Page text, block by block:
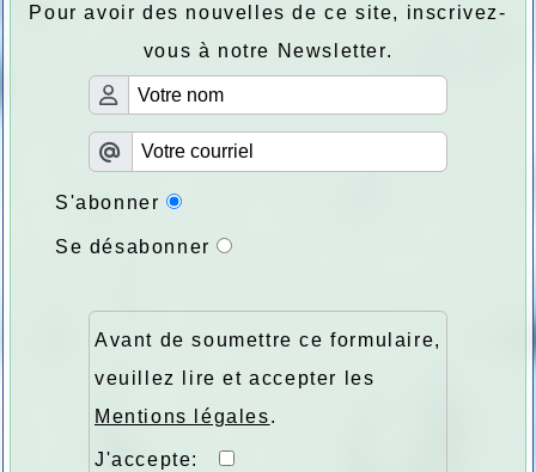
Pour avoir des nouvelles de ce site, inscrivez-
vous à notre Newsletter.
S'abonner
Se désabonner
Avant de soumettre ce formulaire,
veuillez lire et accepter les
Mentions légales.
J'accepte: